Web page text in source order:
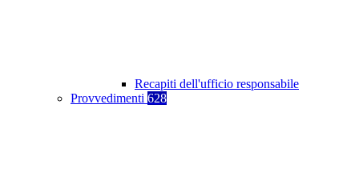
Recapiti dell'ufficio responsabile
Provvedimenti 628